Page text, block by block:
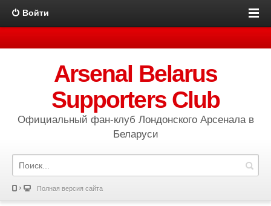
Войти
Arsenal Belarus
Supporters Club
Официальный фан-клуб Лондонского Арсенала в
Беларуси
Полная версия сайта